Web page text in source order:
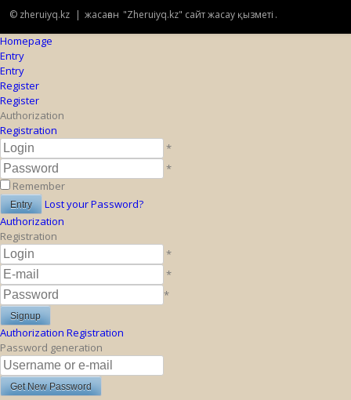
© zheruiyq.kz | жасаған "Zheruiyq.kz" сайт жасау қызметі .
Homepage
Entry
Entry
Register
Register
Authorization
Registration
*
*
Remember
Lost your Password?
Authorization
Registration
*
*
*
Authorization Registration
Password generation